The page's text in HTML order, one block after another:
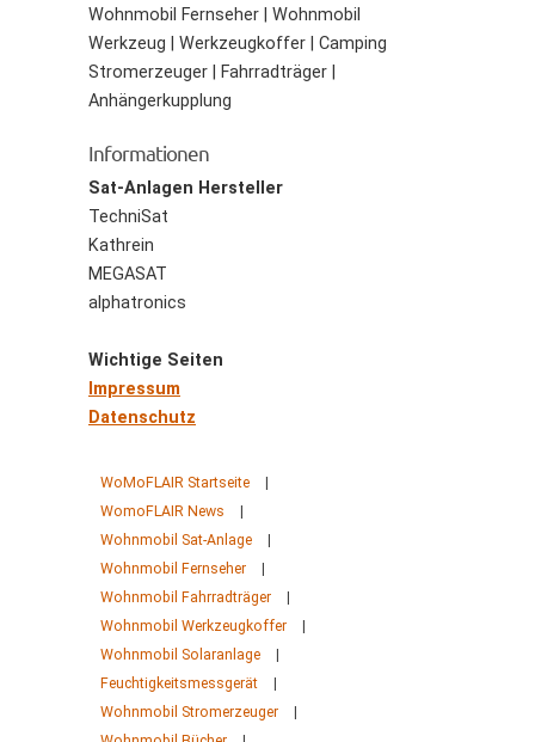
Wohnmobil Fernseher | Wohnmobil
Werkzeug | Werkzeugkoffer | Camping
Stromerzeuger | Fahrradträger |
Anhängerkupplung
Informationen
Sat-Anlagen Hersteller
TechniSat
Kathrein
MEGASAT
alphatronics
Wichtige Seiten
Impressum
Datenschutz
WoMoFLAIR Startseite
WomoFLAIR News
Wohnmobil Sat-Anlage
Wohnmobil Fernseher
Wohnmobil Fahrradträger
Wohnmobil Werkzeugkoffer
Wohnmobil Solaranlage
Feuchtigkeitsmessgerät
Wohnmobil Stromerzeuger